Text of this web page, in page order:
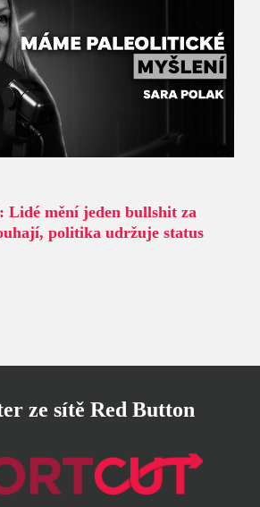
Lidé mění jeden bullshit za
politika udržuje status
ze sítě Red Button